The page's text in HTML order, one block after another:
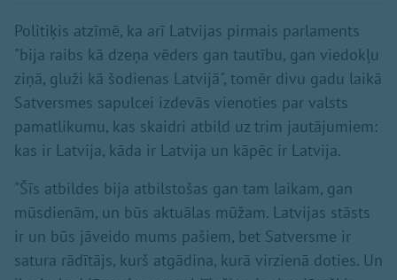
Politiķis atzīmē, ka arī Latvijas pirmais parlaments
"bija raibs kā dzeņa vēders gan tautību, gan viedokļu
ziņā, gluži kā šodienas Latvijā", tomēr divu gadu laikā
Satversmes sapulcei izdevās vienoties par valsts
pamatlikumu, kas skaidri atbild uz trim jautājumiem:
kas ir Latvija, kāda ir Latvija un kāpēc ir Latvija.
"Šīs atbildes bija atbilstošas gan tam laikam, gan
mūsdienām, un būs aktuālas mūžam. Latvijas stāsts
ir un būs jāveido mums pašiem, bet Satversme ir
satura rādītājs, kurš atgādina, kurā virzienā doties. Un